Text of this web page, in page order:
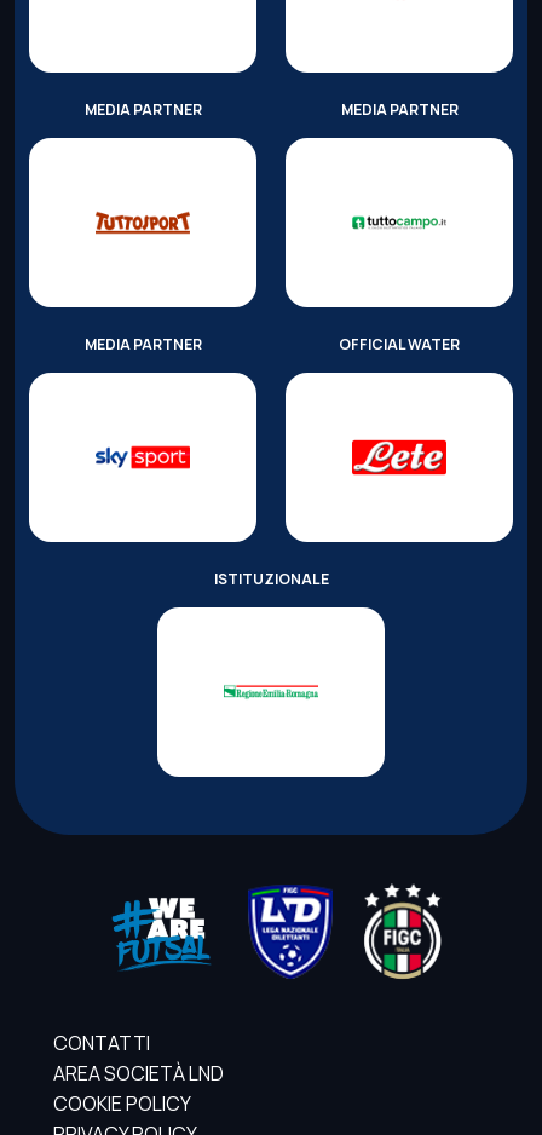
MEDIA PARTNER MEDIA PARTNER
MEDIA PARTNER OFFICIAL WATER
ISTITUZIONALE
CONTATTI
AREA SOCIETÀ LND
COOKIE POLICY